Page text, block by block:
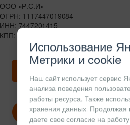
ООО «Р.С.И»
ОГРН: 1117447019084
ИНН: 7447201415
КПП: 744701001
Политика
Использование
Метрики и cookie
Наш сайт использует сервис
анализа поведения
работы ресурса. Также
хранения данных. Продолжая
даете свое согласие на